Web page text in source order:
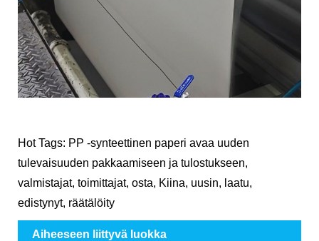
Hot Tags: PP -synteettinen paperi avaa uuden
tulevaisuuden pakkaamiseen ja tulostukseen,
valmistajat, toimittajat, osta, Kiina, uusin, laatu,
edistynyt, räätälöity
Aiheeseen liittyvä luokka